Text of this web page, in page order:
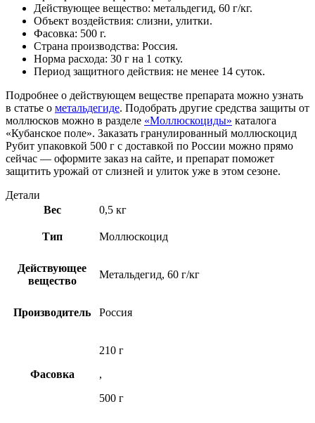
Действующее вещество: метальдегид, 60 г/кг.
Объект воздействия: слизни, улитки.
Фасовка: 500 г.
Страна производства: Россия.
Норма расхода: 30 г на 1 сотку.
Период защитного действия: не менее 14 суток.
Подробнее о действующем веществе препарата можно узнать
в статье о метальдегиде. Подобрать другие средства защиты от
моллюсков можно в разделе «Моллюскоциды» каталога
«Кубанское поле». Заказать гранулированный моллюскоцид
Рубит упаковкой 500 г с доставкой по России можно прямо
сейчас — оформите заказ на сайте, и препарат поможет
защитить урожай от слизней и улиток уже в этом сезоне.
Детали
Вес
0,5 кг
Тип Моллюскоцид
Действующее
вещество
Метальдегид, 60 г/кг
Производитель Россия
Фасовка
210 г
,
500 г